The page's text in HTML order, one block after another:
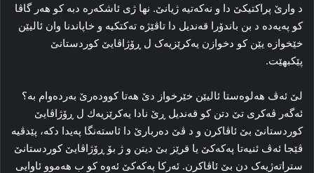
د وارێ پراكتیكێ دا و نه‌که‌تیه‌ ژیانێ. نها ژی ئا‌شکه‌ره‌ دبه‌ کو هه‌ر گاڤا
کو پەیەدە د بن باندۆرا قه‌ندیل دا‌ تاڤێژه‌ ته‌کتکیه‌ و خاپاندنا وان ئالیێن
خێخوازه‌ یێن کو دخوازن یه‌کرێزیه‌ک ل ڕۆژاڤایێ کوردستانێ
پێکبھێت.
لێ ئه‌ڤ هه‌لوه‌ستا ئالیێن خێرخواز دێ هه‌تا کووده‌رێ به‌رده‌وام به‌؟
ئه‌گه‌ر ڤه‌کری تێ دتن کو قه‌ندیل ڕێ نادا‌ یه‌کرێزیه‌ك ل ڕۆژاڤایێ
کوردستانێ بێ ئاڤاکرن و د ڤێ ده‌ربارێ دا‌ ئاسته‌نگا په‌یدا دکه‌، پێدڤیە
ڤێجا ئه‌ڤ ئنیه‌تا پەكەكێ یا قرێز بێ دیتن و ژ بۆ ڕۆژاڤایێ کوردستانێ
ستراته‌ژیه‌ک دن بێ ئاڤاکرن. ئه‌رکا پەكەكێ ئه‌وه‌ کو ب هه‌موو ئاوایی